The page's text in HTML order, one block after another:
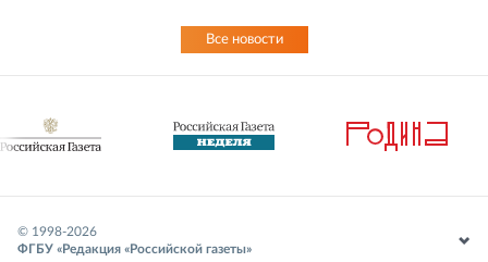
Все новости
© 1998-2026
ФГБУ «Редакция «Российской газеты»